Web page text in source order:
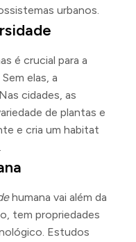
urbanos.
é crucial para a
elas, a
cidades, as
de plantas e
e cria um habitat
humana vai além da
tem propriedades
Estudos